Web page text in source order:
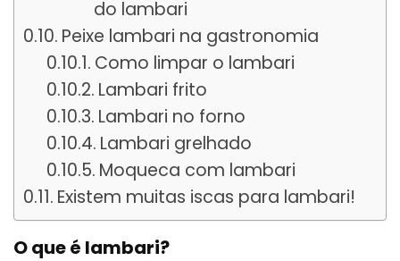
do lambari
Peixe lambari na gastronomia
Como limpar o lambari
Lambari frito
Lambari no forno
Lambari grelhado
Moqueca com lambari
Existem muitas iscas para lambari!
O que é lambari?